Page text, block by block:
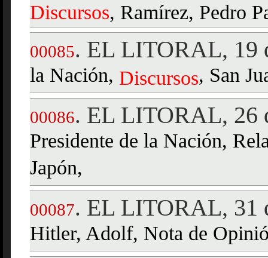
Discursos, Ramírez, Pedro
00085. EL LITORAL, 19
la Nación, Discursos, San
00086. EL LITORAL, 26
Presidente de la Nación,
Japón,
00087. EL LITORAL, 31
Hitler, Adolf, Nota de